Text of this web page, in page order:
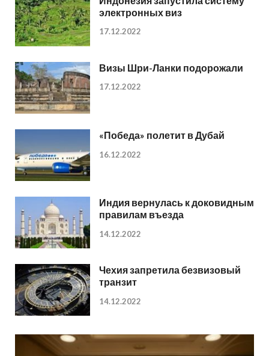
электронных виз
17.12.2022
Визы Шри-Ланки подорожали
17.12.2022
«Победа» полетит в Дубай
16.12.2022
Индия вернулась к доковидным
правилам въезда
14.12.2022
Чехия запретила безвизовый
транзит
14.12.2022